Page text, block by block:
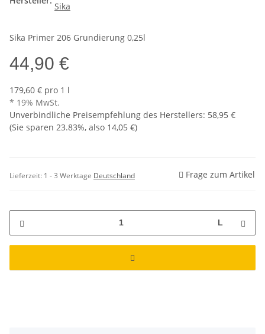
Sika Primer 206 Grundierung 0,25l
44,90 €
179,60 € pro 1 l
* 19% MwSt.
Unverbindliche Preisempfehlung des Herstellers: 58,95 €
(Sie sparen 23.83%, also 14,05 €)
Lieferzeit: 1 - 3 Werktage Deutschland Frage zum Artikel
L